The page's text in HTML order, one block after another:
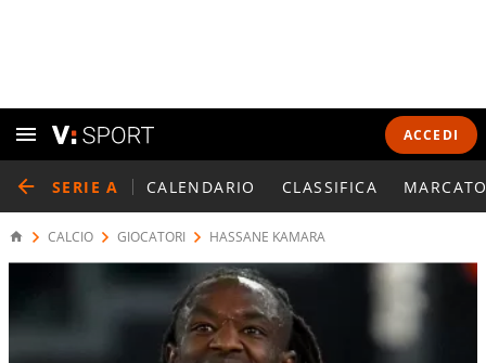
ACCEDI
SERIE A CALENDARIO CLASSIFICA
CALCIO GIOCATORI HASSANE KAMARA